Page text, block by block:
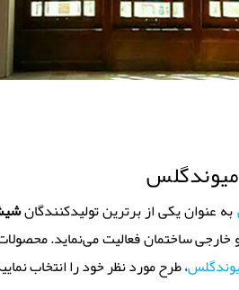
به عنوان یکی از برترین تولیدکنندگان
خارجی ساختمان فعالیت می‌نماید.
، طرح مورد نظر خود را انتخاب